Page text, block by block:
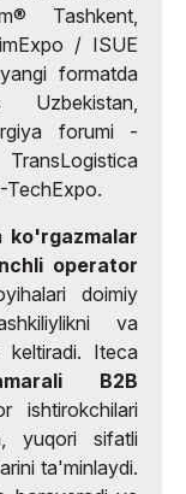
Tashkent,
/ ISUE
formatda
forumi -
TechExpo.
ko'rgazmalar
operator
doimiy
va
Iteca
B2B
ishtirokchilari
yuqori sifatli
ta'minlaydi.